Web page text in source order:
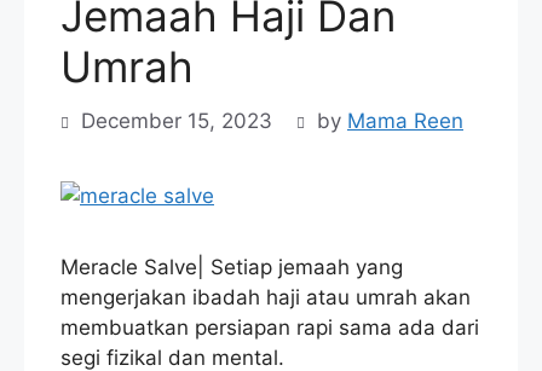
Jemaah Haji Dan
Umrah
December 15, 2023 by Mama Reen
Meracle Salve| Setiap jemaah yang
mengerjakan ibadah haji atau umrah akan
membuatkan persiapan rapi sama ada dari
segi fizikal dan mental.